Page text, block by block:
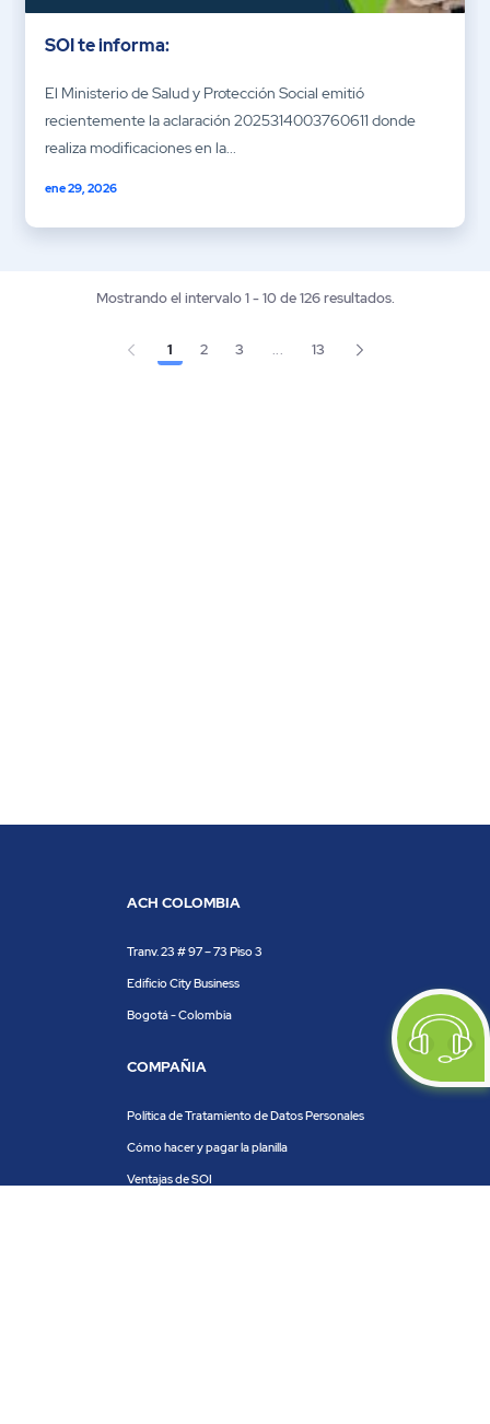
SOI te informa:
El Ministerio de Salud y Protección Social emitió
recientemente la aclaración 2025314003760611 donde
realiza modificaciones en la...
ene 29, 2026
Mostrando el intervalo 1 - 10 de 126 resultados.
Página
1 Página
2 Página
3 ...Páginas intermedias Use TAB
Página
13
ACH COLOMBIA
Tranv. 23 # 97 – 73 Piso 3
Edificio City Business
Bogotá - Colombia
COMPAÑIA
Política de Tratamiento de Datos Personales
Cómo hacer y pagar la planilla
Ventajas de SOI